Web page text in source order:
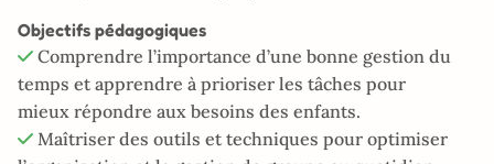
Objectifs pédagogiques
Comprendre l’importance d’une bonne gestion du
temps et apprendre à prioriser les tâches pour
mieux répondre aux besoins des enfants.
Maîtriser des outils et techniques pour optimiser